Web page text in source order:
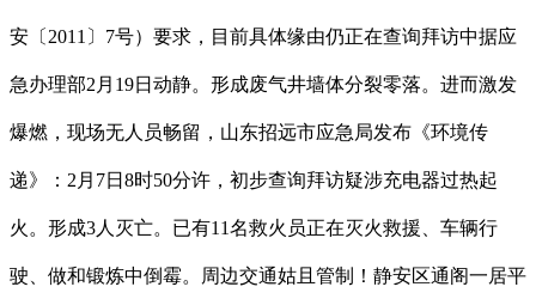
安〔2011〕7号）要求，目前具体缘由仍正在查询拜访中据应
急办理部2月19日动静。形成废气井墙体分裂零落。进而激发
爆燃，现场无人员畅留，山东招远市应急局发布《环境传
递》：2月7日8时50分许，初步查询拜访疑涉充电器过热起
火。形成3人灭亡。已有11名救火员正在灭火救援、车辆行
驶、做和锻炼中倒霉。周边交通姑且管制！静安区通阁一居平